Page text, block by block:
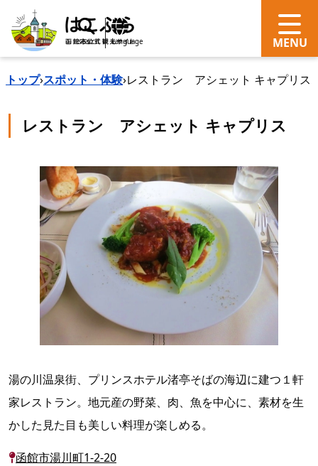
search Language
トップ›スポット・体験›レストラン アシェット キャプリス
レストラン アシェット キャプリス
湯の川温泉街、プリンスホテル渚亭そばの海辺に建つ１軒
家レストラン。地元産の野菜、肉、魚を中心に、素材を生
かした見た目も美しい料理が楽しめる。
函館市湯川町1-2-20